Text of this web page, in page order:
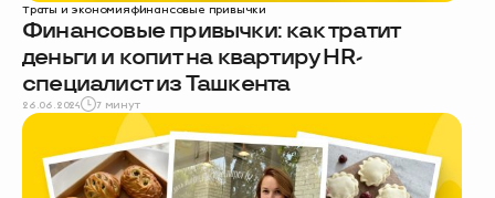
Траты и экономияфинансовые привычки
Финансовые привычки: как тратит
деньги и копит на квартиру HR-
специалист из Ташкента
26.06.2024 7 минут